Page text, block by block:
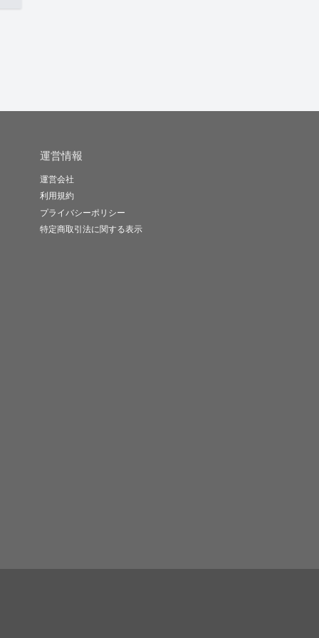
運営情報
運営会社
利用規約
プライバシーポリシー
特定商取引法に関する表示